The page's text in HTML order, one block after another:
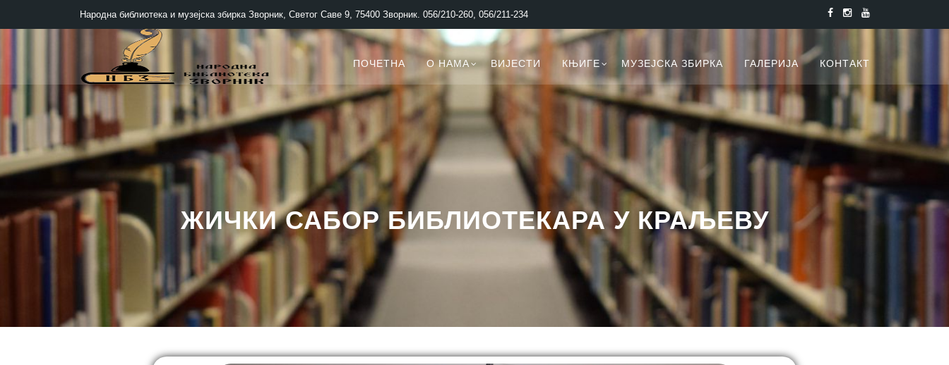
Народна библиотека и музејска збирка Зворник, Светог Саве 9, 75400 Зворник. 056/210-260, 056/211-234
ПОЧЕТНА О НАМА ВИЈЕСТИ КЊИГЕ МУЗЕЈСКА ЗБИРКА ГАЛЕРИЈА КОНТАКТ
ЖИЧКИ САБОР БИБЛИОТЕКАРА У КРАЉЕВУ